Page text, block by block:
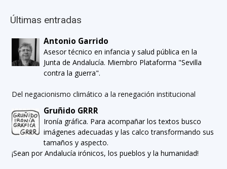
Últimas entradas
Antonio Garrido
Asesor técnico en infancia y salud pública en la
Junta de Andalucía. Miembro Plataforma "Sevilla
contra la guerra".
Del negacionismo climático a la renegación institucional
Gruñido GRRR
Ironía gráfica. Para acompañar los textos busco
imágenes adecuadas y las calco transformando sus
tamaños y aspecto.
¡Sean por Andalucía irónicos, los pueblos y la humanidad!